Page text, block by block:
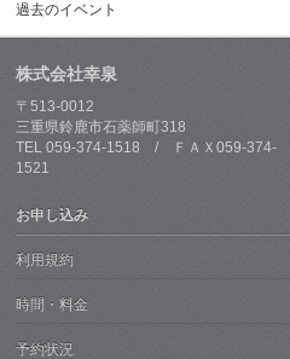
過去のイベント
株式会社幸泉
〒513-0012
三重県鈴鹿市石薬師町318
TEL 059-374-1518 / ＦＡＸ059-374-
1521
お申し込み
利用規約
時間・料金
予約状況